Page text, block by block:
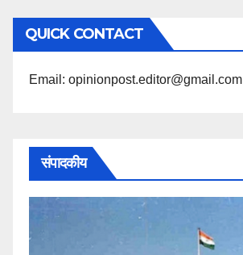
अनुसार
पढ़ें
QUICK CONTACT
Email: opinionpost.editor@gmail.com
संपादकीय